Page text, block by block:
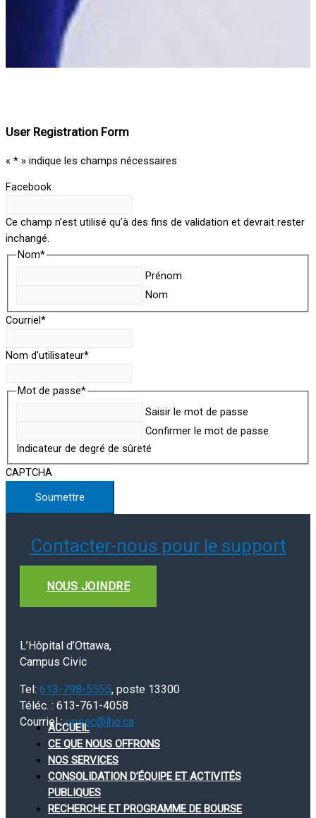
User Registration Form
« * » indique les champs nécessaires
Facebook
Ce champ n’est utilisé qu’à des fins de validation et devrait rester
inchangé.
Nom*
Prénom
Nom
Courriel*
Nom d'utilisateur*
Mot de passe*
Saisir le mot de passe
Confirmer le mot de passe
Indicateur de degré de sûreté
CAPTCHA
Contacter-nous pour le support
NOUS JOINDRE
L’Hôpital d’Ottawa,
Campus Civic
Tel: 613-798-5555, poste 13300
Téléc. : 613-761-4058
Courriel :uossc@lho.ca
ACCUEIL
CE QUE NOUS OFFRONS
NOS SERVICES
CONSOLIDATION D’ÉQUIPE ET ACTIVITÉS
PUBLIQUES
RECHERCHE ET PROGRAMME DE BOURSE